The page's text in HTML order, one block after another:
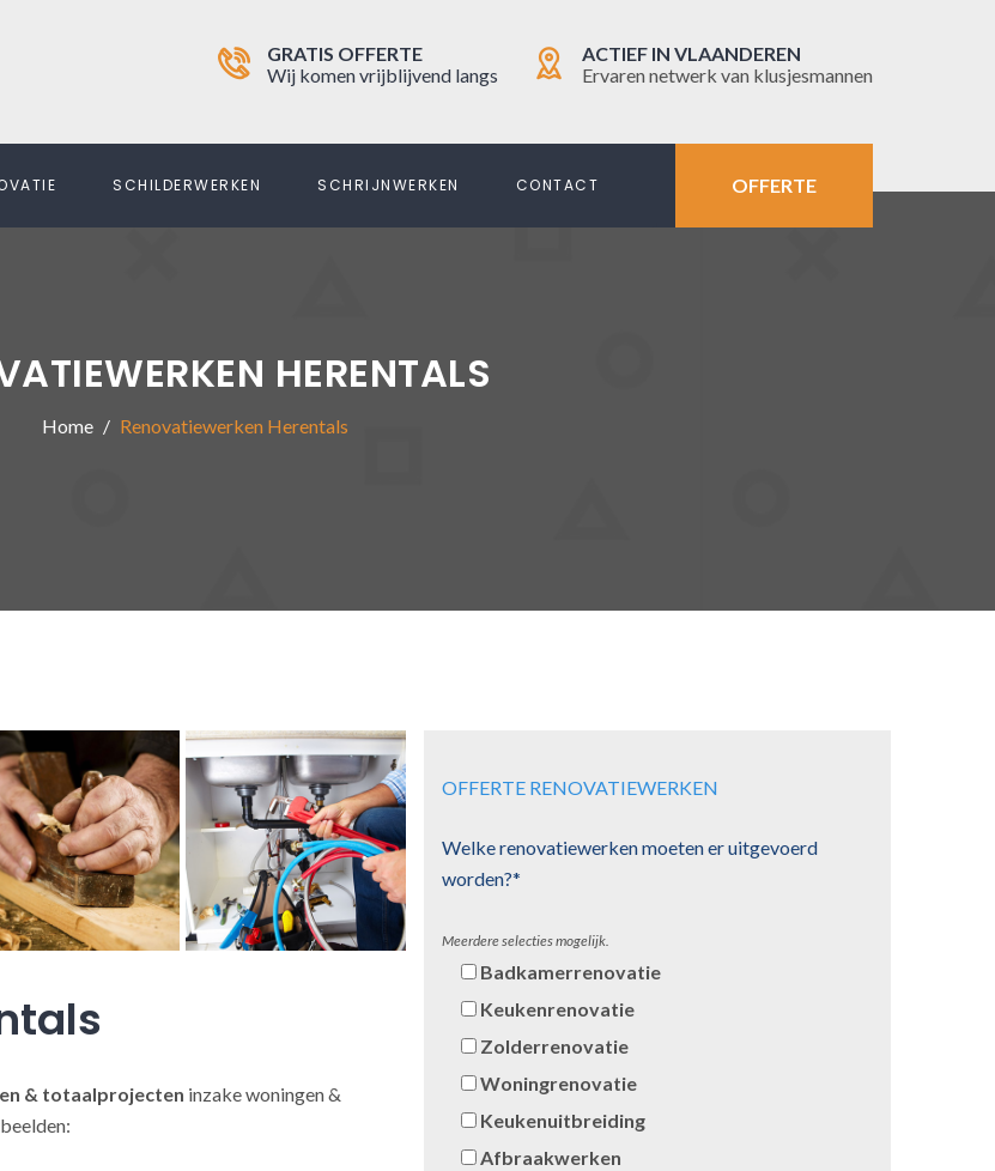
GRATIS OFFERTE
Wij komen vrijblijvend langs
ACTIEF IN VLAANDEREN
Ervaren netwerk van klusjesmannen
SCHILDERWERKEN SCHRIJNWERKEN CONTACT OFFERTE
HERENTALS
Home Renovatiewerken Herentals
& totaalprojecten inzake woningen &
OFFERTE RENOVATIEWERKEN
Welke renovatiewerken moeten er uitgevoerd
worden?*
Meerdere selecties mogelijk.
Badkamerrenovatie
Keukenrenovatie
Zolderrenovatie
Woningrenovatie
Keukenuitbreiding
Afbraakwerken